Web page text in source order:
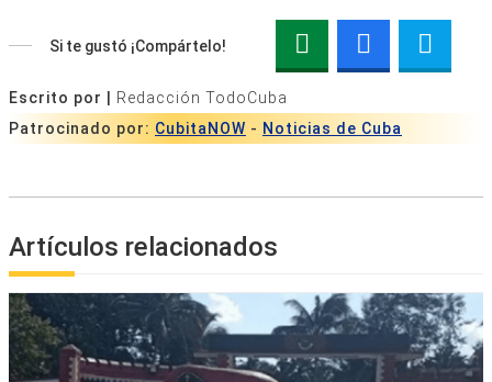
Si te gustó ¡Compártelo!
Escrito por |
Redacción TodoCuba
Patrocinado por: CubitaNOW - Noticias de Cuba
Artículos relacionados